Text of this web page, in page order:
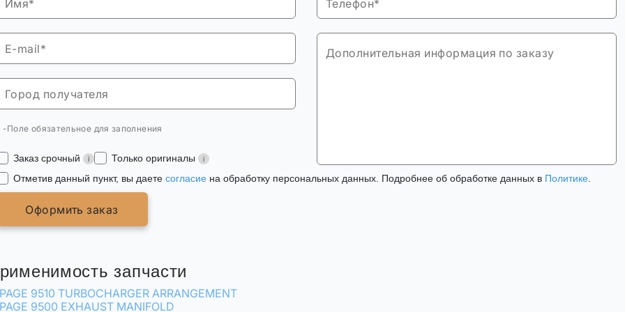
-Поле обязательное для заполнения
Заказ срочный
Только оригиналы
Отметив данный пункт, вы даете согласие на обработку персональных данных. Подробнее об обработке данных в Политике
Оформить заказ
запчасти
PAGE 9510 TURBOCHARGER ARRANGEMENT
PAGE 9500 EXHAUST MANIFOLD